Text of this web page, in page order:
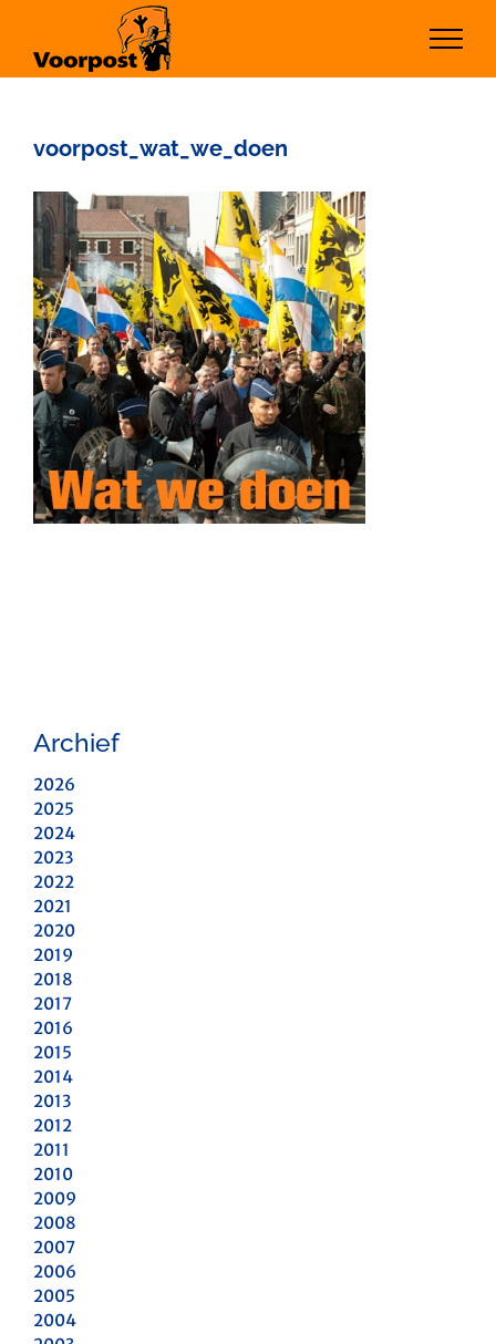
inhoud
voorpost_wat_we_doen
Archief
2026
2025
2024
2023
2022
2021
2020
2019
2018
2017
2016
2015
2014
2013
2012
2011
2010
2009
2008
2007
2006
2005
2004